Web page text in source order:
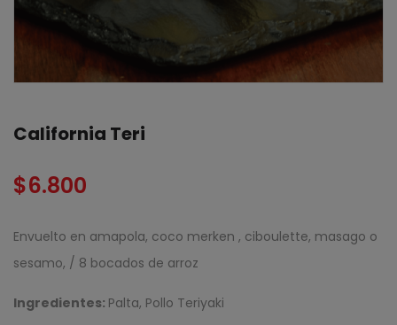
California Teri
$6.800
Envuelto en amapola, coco merken , ciboulette, masago o
sesamo, / 8 bocados de arroz
Ingredientes: Palta, Pollo Teriyaki